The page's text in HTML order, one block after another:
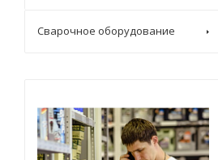
Сварочное оборудование